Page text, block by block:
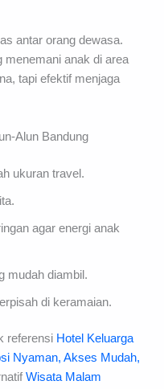
antar orang dewasa.
menemani anak di area
tapi efektif menjaga
Alun Bandung
ukuran travel.
agar energi anak
mudah diambil.
di keramaian.
referensi Hotel Keluarga
Nyaman, Akses Mudah,
Wisata Malam